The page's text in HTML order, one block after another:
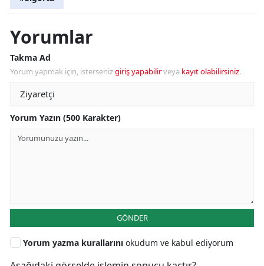
Yorumlar
Takma Ad
Yorum yapmak için, istersenizgiriş yapabilirveya kayıt olabilirsiniz.
Yorum Yazın (500 Karakter)
GÖNDER
Yorum yazma kurallarını okudum ve kabul ediyorum